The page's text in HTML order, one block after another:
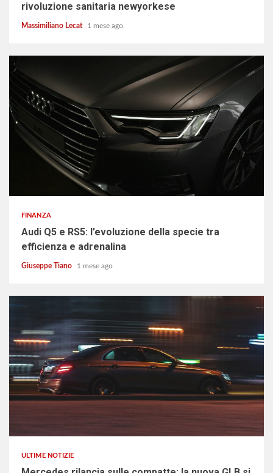
rivoluzione sanitaria newyorkese
Massimiliano Lecat 1 mese ago
FINANZA
Audi Q5 e RS5: l’evoluzione della specie tra
efficienza e adrenalina
Giuseppe Tiano 1 mese ago
ULTIME NOTIZIE